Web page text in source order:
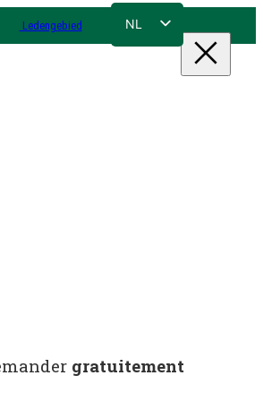
Ledengebied NL
gratuitement